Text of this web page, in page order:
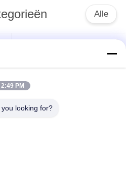
Alle
zirconiumdioxyde
2:49 PM
looking for?